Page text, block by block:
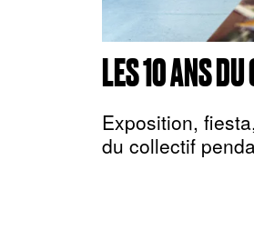
LES 10 ANS
Exposition,
du collectif